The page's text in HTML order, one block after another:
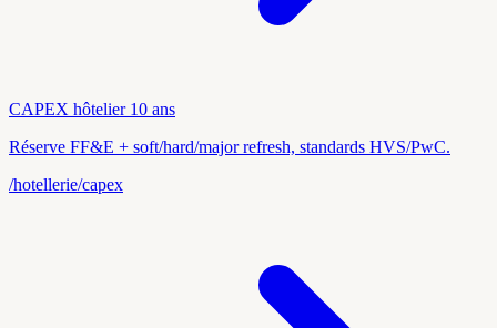
CAPEX hôtelier 10 ans
Réserve FF&E + soft/hard/major refresh, standards HVS/PwC.
/hotellerie/capex